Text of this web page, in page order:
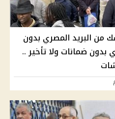
معاشك من البريد المصري بدون
بدون ضمانات ولا تأخير ..